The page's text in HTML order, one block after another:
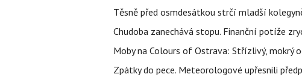
Těsně před osmdesátkou strčí mladší
Chudoba zanechává stopu. Finanční potíže
Moby na Colours of Ostrava: Střízlivý,
Zpátky do pece. Meteorologové upřesnili